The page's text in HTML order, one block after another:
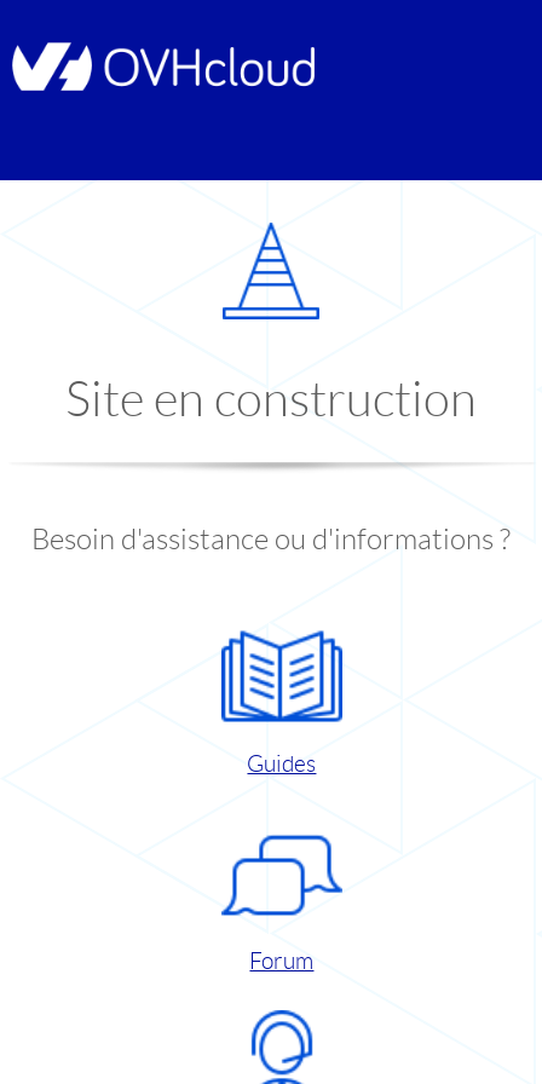
Site en construction
Besoin d'assistance ou d'informations ?
Guides
Forum